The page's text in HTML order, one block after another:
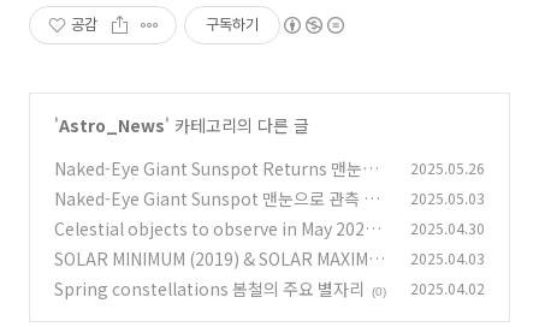
공감 구독하기
'Astro_News' 카테고리의 다른 글
Naked-Eye Giant Sunspot Returns 맨눈으
로 관측 가능한 거대한 태양 흑점의 귀환
(0)
2025.05.26
Naked-Eye Giant Sunspot 맨눈으로 관측 가
능한 큰 태양 흑점 (0)
2025.05.03
Celestial objects to observe in May 2025 2
025년 5월의 천체 관측 대상들 (0)
2025.04.30
SOLAR MINIMUM (2019) & SOLAR MAXIMU
M (2024) 태양 활동 극소기(2019년)와 극대기
2025.04.03
Spring constellations 봄철의 주요 별자리 (0) 2025.04.02